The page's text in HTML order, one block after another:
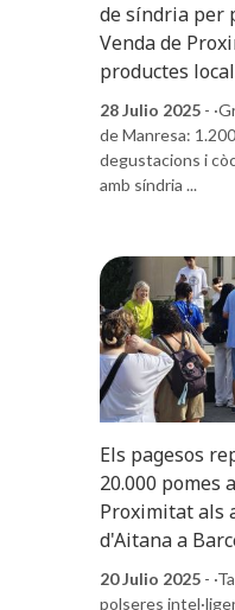
de síndria per
Venda de
productes
28 Julio 2025 -
de Manresa:
degustacions i
amb síndria ...
Els pagesos
20.000 pomes
Proximitat als
d'Aitana a
20 Julio 2025 -
polseres